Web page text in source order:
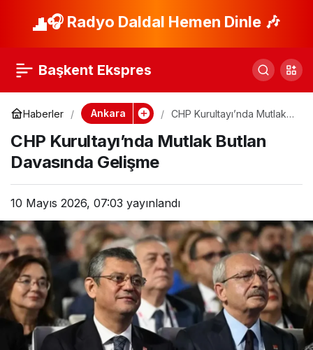
🎧 Radyo Daldal Hemen Dinle 🎶
Başkent Ekspres
Haberler Ankara
CHP Kurultayı’nda Mutlak
CHP Kurultayı’nda Mutlak Butlan
Davasında Gelişme
10 Mayıs 2026, 07:03 yayınlandı
Uşak Belediyesi
İtiraflar!
Paylaş